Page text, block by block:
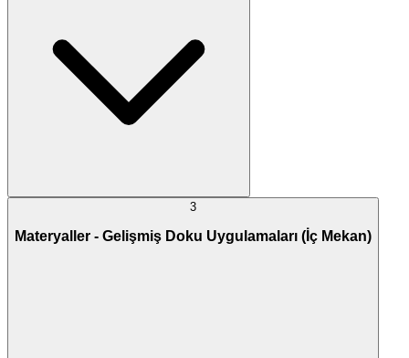
3
Materyaller - Gelişmiş Doku Uygulamaları (İç Mekan)